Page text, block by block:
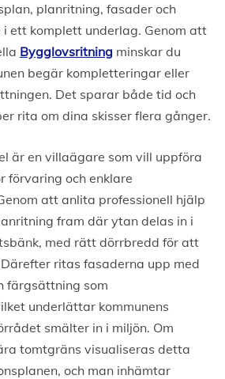
planritning, fasader och
i ett komplett underlag. Genom att
Bygglovsritning minskar du
begär kompletteringar eller
Det sparar både tid och
rita om dina skisser flera gånger.
är en villaägare som vill uppföra
förvaring och enklare
att anlita professionell hjälp
fram där ytan delas in i
med rätt dörrbredd för att
ritas fasaderna upp med
färgsättning som
underlättar kommunens
smälter in i miljön. Om
tomtgräns visualiseras detta
och man inhämtar